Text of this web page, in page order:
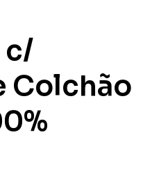
c/
Colchão